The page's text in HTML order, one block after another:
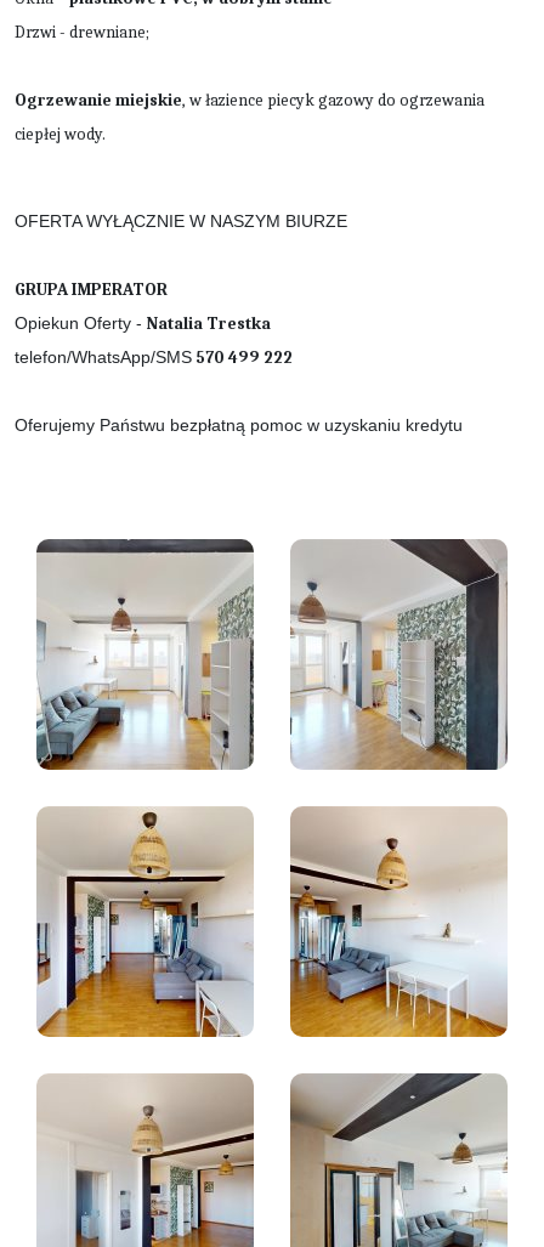
Drzwi - drewniane;
Ogrzewanie miejskie, w łazience piecyk gazowy do ogrzewania
ciepłej wody.
OFERTA WYŁĄCZNIE W NASZYM BIURZE
GRUPA IMPERATOR
Opiekun Oferty - Natalia Trestka
telefon/WhatsApp/SMS 570 499 222
Oferujemy Państwu bezpłatną pomoc w uzyskaniu kredytu